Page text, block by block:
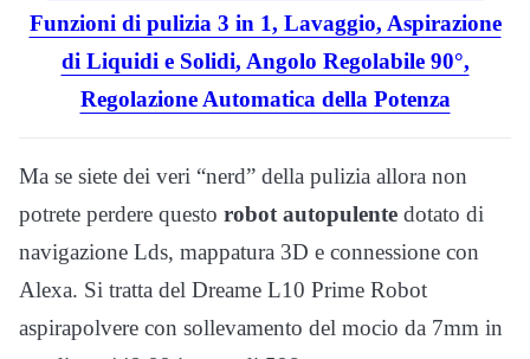
Funzioni di pulizia 3 in 1, Lavaggio, Aspirazione
di Liquidi e Solidi, Angolo Regolabile 90°,
Regolazione Automatica della Potenza
Ma se siete dei veri “nerd” della pulizia allora non
potrete perdere questo robot autopulente dotato di
navigazione Lds, mappatura 3D e connessione con
Alexa. Si tratta del Dreame L10 Prime Robot
aspirapolvere con sollevamento del mocio da 7mm in